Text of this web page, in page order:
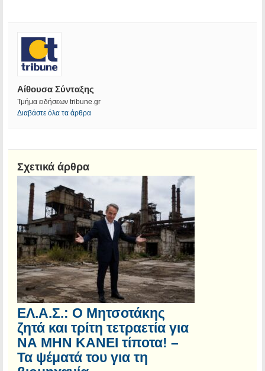
Αίθουσα Σύνταξης
Τμήμα ειδήσεων tribune.gr
Διαβάστε όλα τα άρθρα
Σχετικά άρθρα
ΕΛ.Α.Σ.: Ο Μητσοτάκης
ζητά και τρίτη τετραετία για
ΝΑ ΜΗΝ ΚΑΝΕΙ τίποτα! –
Τα ψέματά του για τη